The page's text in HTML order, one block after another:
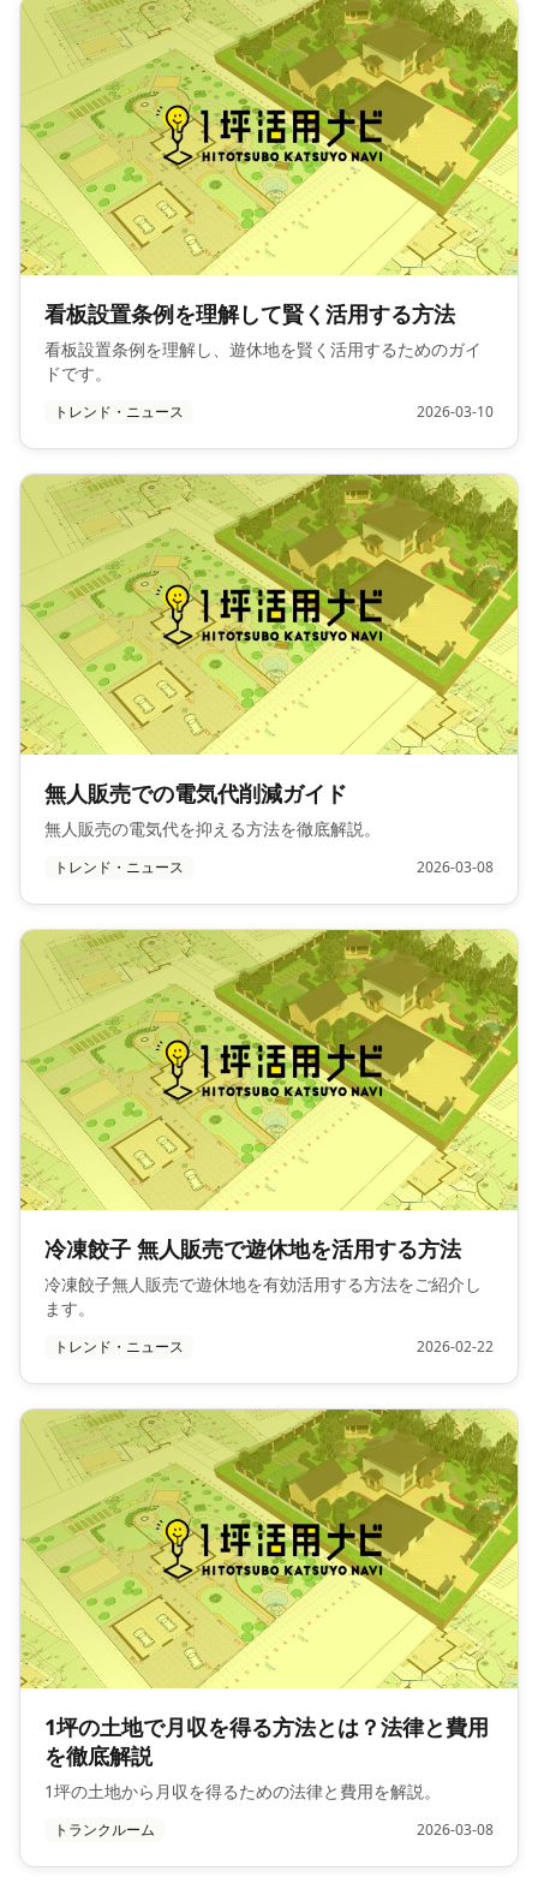
看板設置条例を理解して賢く活用する方法
看板設置条例を理解し、遊休地を賢く活用するためのガイ
ドです。
トレンド・ニュース 2026-03-10
無人販売での電気代削減ガイド
無人販売の電気代を抑える方法を徹底解説。
トレンド・ニュース 2026-03-08
冷凍餃子 無人販売で遊休地を活用する方法
冷凍餃子無人販売で遊休地を有効活用する方法をご紹介し
ます。
トレンド・ニュース 2026-02-22
1坪の土地で月収を得る方法とは？法律と費用
を徹底解説
1坪の土地から月収を得るための法律と費用を解説。
トランクルーム 2026-03-08